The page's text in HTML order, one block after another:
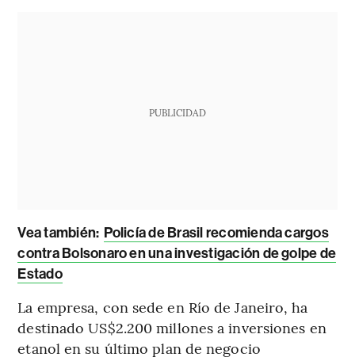
PUBLICIDAD
Vea también: Policía de Brasil recomienda cargos
contra Bolsonaro en una investigación de golpe de
Estado
La empresa, con sede en Río de Janeiro, ha
destinado US$2.200 millones a inversiones en
etanol en su último plan de negocio